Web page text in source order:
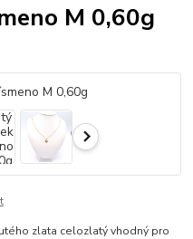
M 0,60g
zlata celozlatý vhodný pro